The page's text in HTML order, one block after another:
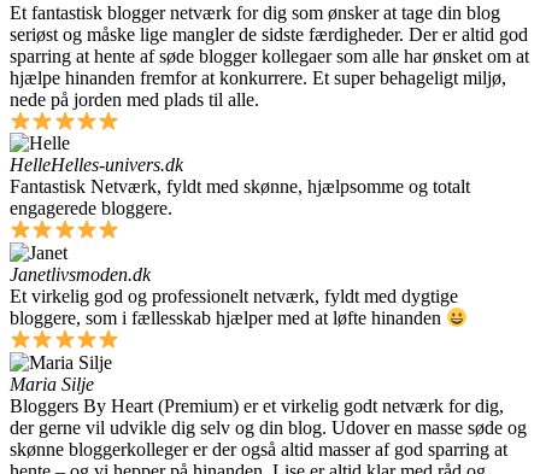
Et fantastisk blogger netværk for dig som ønsker at tage din blog
seriøst og måske lige mangler de sidste færdigheder. Der er altid god
sparring at hente af søde blogger kollegaer som alle har ønsket om at
hjælpe hinanden fremfor at konkurrere. Et super behageligt miljø,
nede på jorden med plads til alle.
HelleHelles-univers.dk
Fantastisk Netværk, fyldt med skønne, hjælpsomme og totalt
engagerede bloggere.
Janetlivsmoden.dk
Et virkelig god og professionelt netværk, fyldt med dygtige
bloggere, som i fællesskab hjælper med at løfte hinanden
Maria Silje
Bloggers By Heart (Premium) er et virkelig godt netværk for dig,
der gerne vil udvikle dig selv og din blog. Udover en masse søde og
skønne bloggerkolleger er der også altid masser af god sparring at